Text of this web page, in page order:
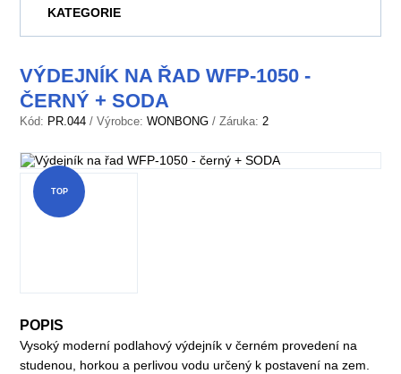
KATEGORIE
VÝDEJNÍK NA ŘAD WFP-1050 -
ČERNÝ + SODA
Kód: PR.044 / Výrobce:WONBONG / Záruka:2
TOP
POPIS
Vysoký moderní podlahový výdejník v černém provedení na
studenou, horkou a perlivou vodu určený k postavení na zem.